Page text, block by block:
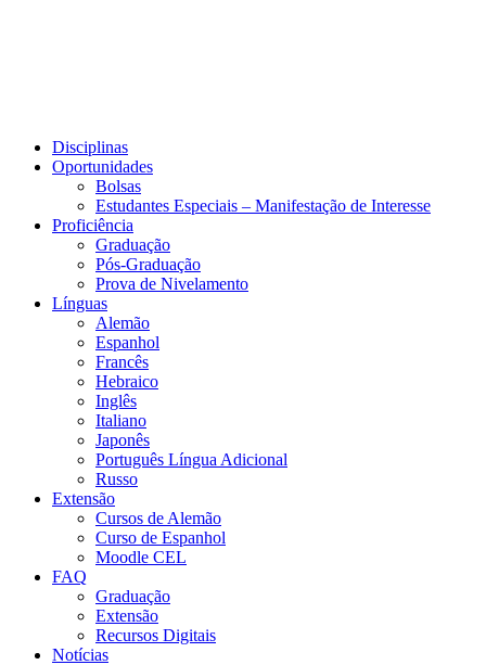
Disciplinas
Oportunidades
Bolsas
Estudantes Especiais – Manifestação de Interesse
Proficiência
Graduação
Pós-Graduação
Prova de Nivelamento
Línguas
Alemão
Espanhol
Francês
Hebraico
Inglês
Italiano
Japonês
Português Língua Adicional
Russo
Extensão
Cursos de Alemão
Curso de Espanhol
Moodle CEL
FAQ
Graduação
Extensão
Recursos Digitais
Notícias